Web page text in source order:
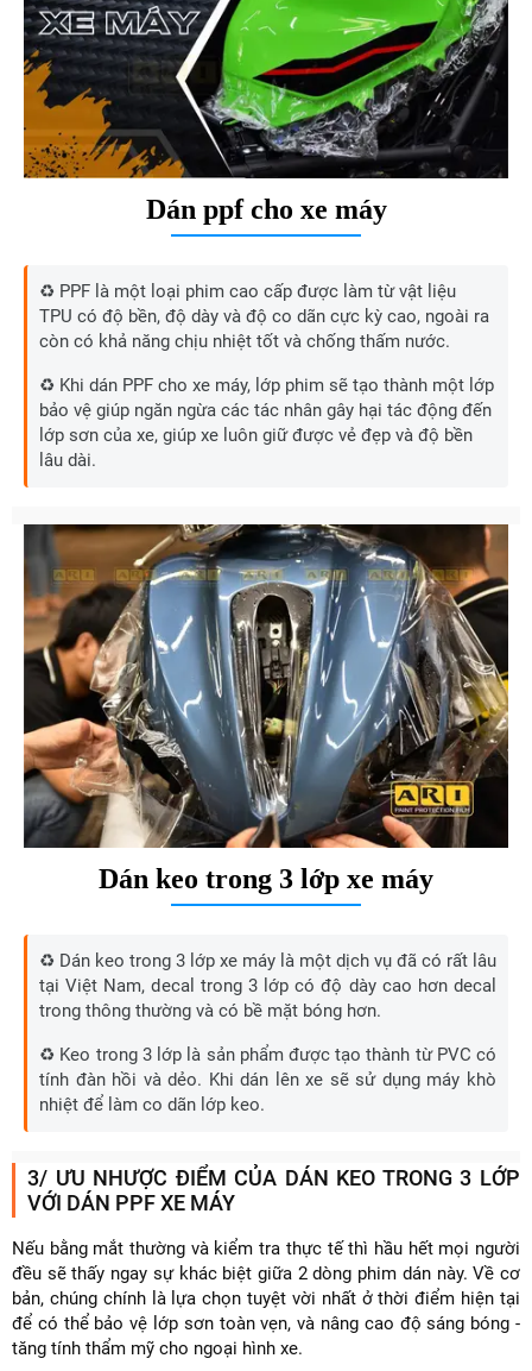
Dán ppf cho xe máy
♻️ PPF là một loại phim cao cấp được làm từ vật liệu
TPU có độ bền, độ dày và độ co dãn cực kỳ cao, ngoài ra
còn có khả năng chịu nhiệt tốt và chống thấm nước.
♻️ Khi dán PPF cho xe máy, lớp phim sẽ tạo thành một lớp
bảo vệ giúp ngăn ngừa các tác nhân gây hại tác động đến
lớp sơn của xe, giúp xe luôn giữ được vẻ đẹp và độ bền
lâu dài.
Dán keo trong 3 lớp xe máy
♻️ Dán keo trong 3 lớp xe máy là một dịch vụ đã có rất lâu
tại Việt Nam, decal trong 3 lớp có độ dày cao hơn decal
trong thông thường và có bề mặt bóng hơn.
♻️ Keo trong 3 lớp là sản phẩm được tạo thành từ PVC có
tính đàn hồi và dẻo. Khi dán lên xe sẽ sử dụng máy khò
nhiệt để làm co dãn lớp keo.
3/ ƯU NHƯỢC ĐIỂM CỦA DÁN KEO TRONG 3 LỚP
VỚI DÁN PPF XE MÁY
Nếu bằng mắt thường và kiểm tra thực tế thì hầu hết mọi người
đều sẽ thấy ngay sự khác biệt giữa 2 dòng phim dán này. Về cơ
bản, chúng chính là lựa chọn tuyệt vời nhất ở thời điểm hiện tại
để có thể bảo vệ lớp sơn toàn vẹn, và nâng cao độ sáng bóng -
tăng tính thẩm mỹ cho ngoại hình xe.